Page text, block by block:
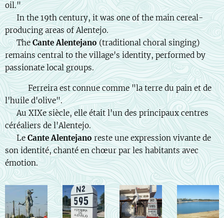
oil."
📜 In the 19th century, it was one of the main cereal-
producing areas of Alentejo.
🎶 The Cante Alentejano (traditional choral singing)
remains central to the village's identity, performed by
passionate local groups.
🇫🇷 🌾 Ferreira est connue comme "la terre du pain et de
l'huile d'olive".
📜 Au XIXe siècle, elle était l'un des principaux centres
céréaliers de l'Alentejo.
🎶 LeCante Alentejano reste une expression vivante de
son identité, chanté en chœur par les habitants avec
émotion.